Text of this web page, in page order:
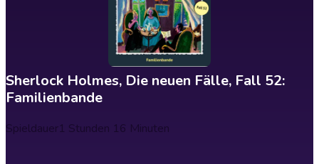
Sherlock Holmes, Die neuen Fälle, Fall 52:
Familienbande
Spieldauer1 Stunden 16 Minuten